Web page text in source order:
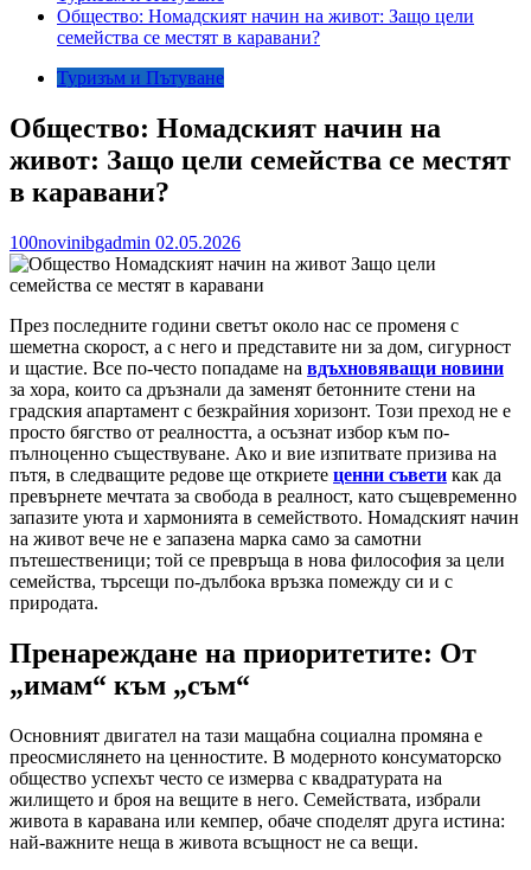
Общество: Номадският начин на живот: Защо цели
семейства се местят в каравани?
Туризъм и Пътуване
Общество: Номадският начин на
живот: Защо цели семейства се местят
в каравани?
100novinibgadmin 02.05.2026
През последните години светът около нас се променя с
шеметна скорост, а с него и представите ни за дом, сигурност
и щастие. Все по-често попадаме на вдъхновяващи новини
за хора, които са дръзнали да заменят бетонните стени на
градския апартамент с безкрайния хоризонт. Този преход не е
просто бягство от реалността, а осъзнат избор към по-
пълноценно съществуване. Ако и вие изпитвате призива на
пътя, в следващите редове ще откриете ценни съвети как да
превърнете мечтата за свобода в реалност, като същевременно
запазите уюта и хармонията в семейството. Номадският начин
на живот вече не е запазена марка само за самотни
пътешественици; той се превръща в нова философия за цели
семейства, търсещи по-дълбока връзка помежду си и с
природата.
Пренареждане на приоритетите: От
„имам“ към „съм“
Основният двигател на тази мащабна социална промяна е
преосмислянето на ценностите. В модерното консуматорско
общество успехът често се измерва с квадратурата на
жилището и броя на вещите в него. Семействата, избрали
живота в каравана или кемпер, обаче споделят друга истина:
най-важните неща в живота всъщност не са вещи.